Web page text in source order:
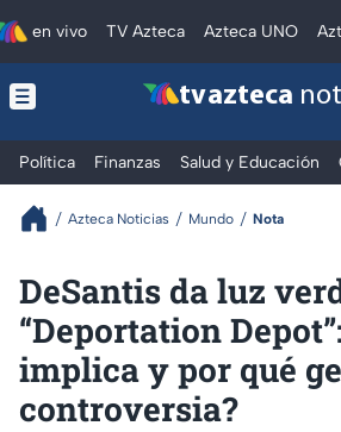
en vivo TV Azteca Azteca UNO
tv azteca
Política Finanzas Salud y Educación
Azteca Noticias Mundo Nota
DeSantis da luz
“Deportation
implica y por qué
controversia?